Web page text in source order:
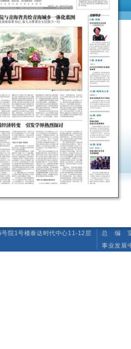
院1号楼泰达时代中心11-12层
总 编 室
事业发